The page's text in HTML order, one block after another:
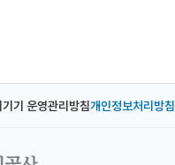
기 운영관리방침개인정보처리방침